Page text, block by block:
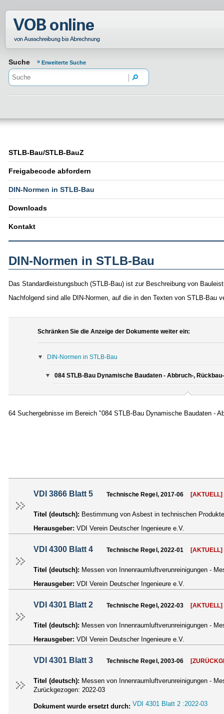
Normenportal Barrierefreiheit
Suche Erweiterte Suche
STLB-Bau/STLB-BauZ
Freigabecode abfordern
DIN-Normen in STLB-Bau
Downloads
Kontakt
DIN-Normen in STLB-Bau
Das Standardleistungsbuch (STLB-Bau) ist zur Beschreibung von
Nachfolgend sind alle DIN-Normen, auf die in den Texten von STLB-
Schränken Sie die Anzeige der Dokumente weiter ein:
DIN-Normen in STLB-Bau
084 STLB-Bau Dynamische Baudaten - Abbruch-,
64 Suchergebnisse im Bereich "084 STLB-Bau Dynamische Baudaten -
VDI 3866 Blatt 5 Technische Regel, 2017-06 [AKTUELL]
Titel (deutsch): Bestimmung von Asbest in technischen
Herausgeber: VDI Verein Deutscher Ingenieure e.V.
VDI 4300 Blatt 4 Technische Regel, 2022-01 [AKTUELL]
Titel (deutsch): Messen von Innenraumluftverunreinigungen -
Herausgeber: VDI Verein Deutscher Ingenieure e.V.
VDI 4301 Blatt 2 Technische Regel, 2022-03 [AKTUELL]
Titel (deutsch): Messen von Innenraumluftverunreinigungen -
Herausgeber: VDI Verein Deutscher Ingenieure e.V.
VDI 4301 Blatt 3 Technische Regel, 2003-06
Titel (deutsch): Messen von Innenraumluftverunreinigungen -
Zurückgezogen: 2022-03
Dokument wurde ersetzt durch: VDI 4301 Blatt 2 :2022-03